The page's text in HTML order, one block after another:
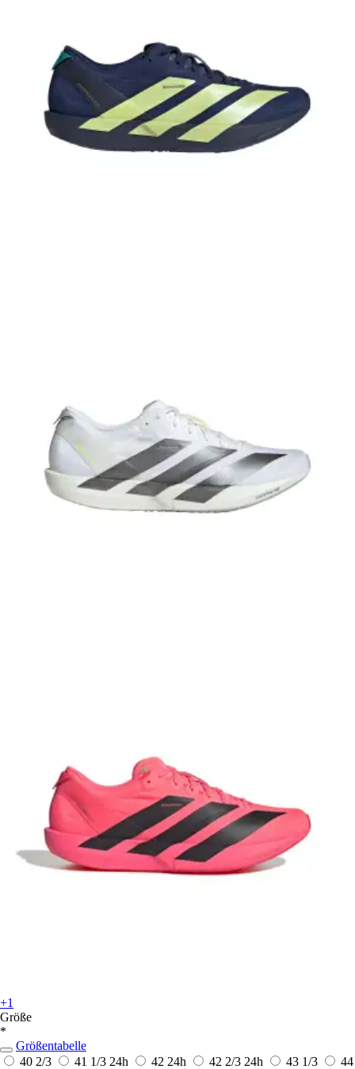
+1
Größe
*
Größentabelle
40 2/3
41 1/3 24h 42 24h 42 2/3 24h 43 1/3
44